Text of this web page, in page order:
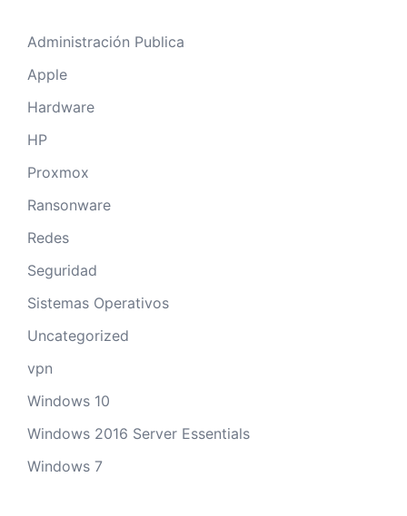
Administración Publica
Apple
Hardware
HP
Proxmox
Ransonware
Redes
Seguridad
Sistemas Operativos
Uncategorized
vpn
Windows 10
Windows 2016 Server Essentials
Windows 7